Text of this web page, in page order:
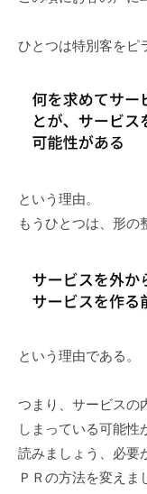
ひとつは特別客をピ
という理由。
もうひとつは、形の
という理由である。
つまり、サービスの
しまっている可能性
読みましょう、必要
ＰＲの方法を変えま